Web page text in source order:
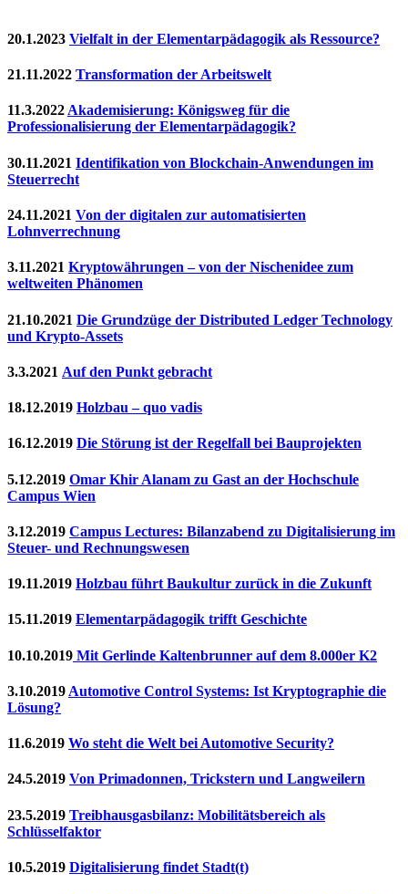
20.1.2023 Vielfalt in der Elementarpädagogik als Ressource?
21.11.2022 Transformation der Arbeitswelt
11.3.2022Akademisierung: Königsweg für die
Professionalisierung der Elementarpädagogik?
30.11.2021 Identifikation von Blockchain-Anwendungen im
Steuerrecht
24.11.2021 Von der digitalen zur automatisierten
Lohnverrechnung
3.11.2021 Kryptowährungen – von der Nischenidee zum
weltweiten Phänomen
21.10.2021 Die Grundzüge der Distributed Ledger Technology
und Krypto-Assets
3.3.2021 Auf den Punkt gebracht
18.12.2019 Holzbau – quo vadis
16.12.2019 Die Störung ist der Regelfall bei Bauprojekten
5.12.2019 Omar Khir Alanam zu Gast an der Hochschule
Campus Wien
3.12.2019 Campus Lectures: Bilanzabend zu Digitalisierung im
Steuer- und Rechnungswesen
19.11.2019 Holzbau führt Baukultur zurück in die Zukunft
15.11.2019 Elementarpädagogik trifft Geschichte
10.10.2019 Mit Gerlinde Kaltenbrunner auf dem 8.000er K2
3.10.2019 Automotive Control Systems: Ist Kryptographie die
Lösung?
11.6.2019 Wo steht die Welt bei Automotive Security?
24.5.2019 Von Primadonnen, Trickstern und Langweilern
23.5.2019 Treibhausgasbilanz: Mobilitätsbereich als
Schlüsselfaktor
10.5.2019 Digitalisierung findet Stadt(t)